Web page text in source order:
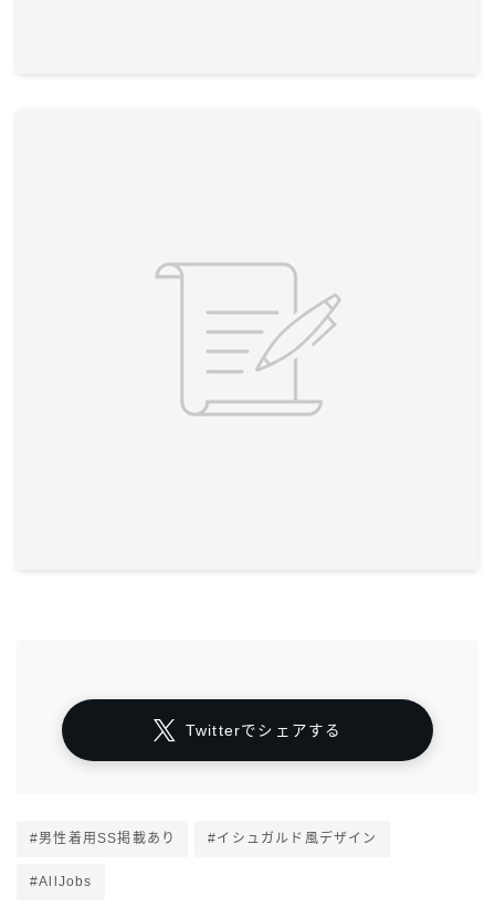
Twitterでシェアする
#男性着用SS掲載あり #イシュガルド風デザイン
#AllJobs